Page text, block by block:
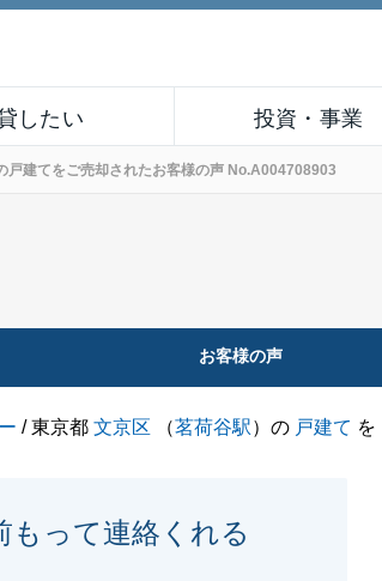
したい 投資・事業
戸建てをご売却されたお客様の声 No.A004708903
お客様の声
/ 東京都文京区 （茗荷谷駅）の 戸建て を
って連絡くれる